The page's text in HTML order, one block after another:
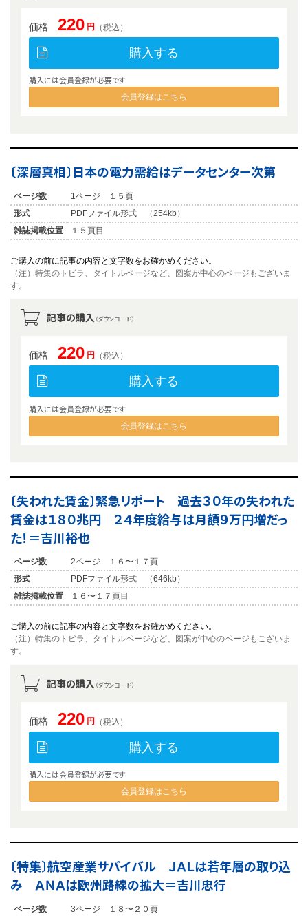
価格 220 円 （税込）
購入する
購入には会員登録が必要です
会員登録はこちら
〔深層真相〕日本の電力需給はデータセンター次第
ページ数
1ページ １５頁
形式
PDFファイル形式 （254kb）
雑誌掲載位置
１５頁目
ご購入の前に記事の内容と文字数をお確かめください。
（注）特集のトビラ、タイトルページなど、図案が中心のページもございま
す。
記事の購入 （ダウンロード）
価格 220 円 （税込）
購入する
購入には会員登録が必要です
会員登録はこちら
〔失われた賃金〕緊急リポート 過去３０年の失われた
賃金は１８０兆円 ２４年度給与は月額９万円増だっ
た！＝吉川裕也
ページ数
2ページ １６〜１７頁
形式
PDFファイル形式 （646kb）
雑誌掲載位置
１６〜１７頁目
ご購入の前に記事の内容と文字数をお確かめください。
（注）特集のトビラ、タイトルページなど、図案が中心のページもございま
す。
記事の購入 （ダウンロード）
価格 220 円 （税込）
購入する
購入には会員登録が必要です
会員登録はこちら
〔特集〕航空産業サバイバル ＪＡＬは若年層の取り込
み ＡＮＡは欧州路線の拡大＝吉川忠行
ページ数 3ページ １８〜２０頁